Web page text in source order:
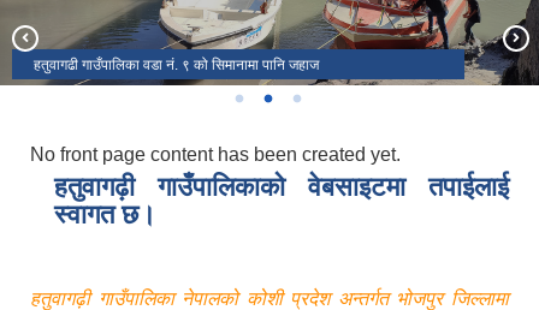
हतुवागढी गाउँपालिका, घोडेटार, भोजपूर
हतुवागढी गाउँपालिका वडा नं. ९ को सिमानामा पानि जहाज
इन्द्रणी झर्ना
No front page content has been created yet.
हतुवागढ़ी गाउँपालिकाको वेबसाइटमा तपाईलाई
स्वागत छ।
हतुवागढ़ी गाउँपालिका नेपालको कोशी प्रदेश अन्तर्गत भोजपुर जिल्लामा